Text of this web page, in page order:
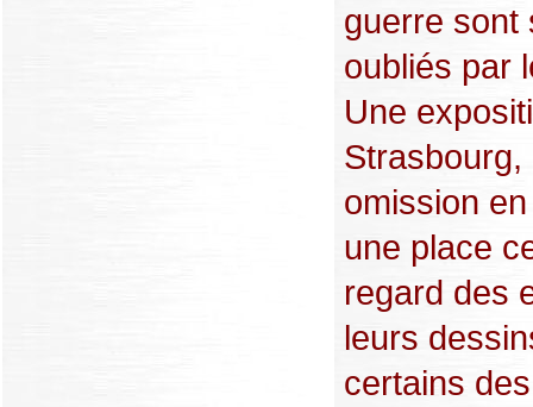
guerre sont
oubliés par
Une
omission
une place
regard des
leurs
certains